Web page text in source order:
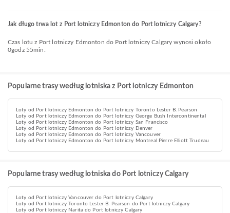
Jak długo trwa lot z Port lotniczy Edmonton do Port lotniczy Calgary?
Czas lotu z Port lotniczy Edmonton do Port lotniczy Calgary wynosi około
0godz 55min.
Popularne trasy według lotniska z Port lotniczy Edmonton
Loty od Port lotniczy Edmonton do Port lotniczy Toronto Lester B. Pearson
Loty od Port lotniczy Edmonton do Port lotniczy George Bush Intercontinental
Loty od Port lotniczy Edmonton do Port lotniczy San Francisco
Loty od Port lotniczy Edmonton do Port lotniczy Denver
Loty od Port lotniczy Edmonton do Port lotniczy Vancouver
Loty od Port lotniczy Edmonton do Port lotniczy Montreal Pierre Elliott Trudeau
Popularne trasy według lotniska do Port lotniczy Calgary
Loty od Port lotniczy Vancouver do Port lotniczy Calgary
Loty od Port lotniczy Toronto Lester B. Pearson do Port lotniczy Calgary
Loty od Port lotniczy Narita do Port lotniczy Calgary